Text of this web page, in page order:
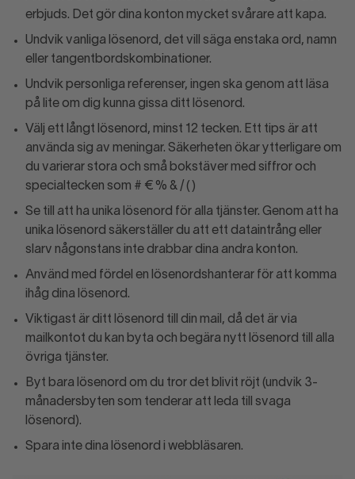
erbjuds. Det gör dina konton mycket svårare att kapa.
Undvik vanliga lösenord, det vill säga enstaka ord, namn
eller tangentbordskombinationer.
Undvik personliga referenser, ingen ska genom att läsa
på lite om dig kunna gissa ditt lösenord.
Välj ett långt lösenord, minst 12 tecken. Ett tips är att
använda sig av meningar. Säkerheten ökar ytterligare om
du varierar stora och små bokstäver med siffror och
specialtecken som # € % & / ( )
Se till att ha unika lösenord för alla tjänster. Genom att ha
unika lösenord säkerställer du att ett dataintrång eller
slarv någonstans inte drabbar dina andra konton.
Använd med fördel en lösenordshanterar för att komma
ihåg dina lösenord.
Viktigast är ditt lösenord till din mail, då det är via
mailkontot du kan byta och begära nytt lösenord till alla
övriga tjänster.
Byt bara lösenord om du tror det blivit röjt (undvik 3-
månadersbyten som tenderar att leda till svaga
lösenord).
Spara inte dina lösenord i webbläsaren.